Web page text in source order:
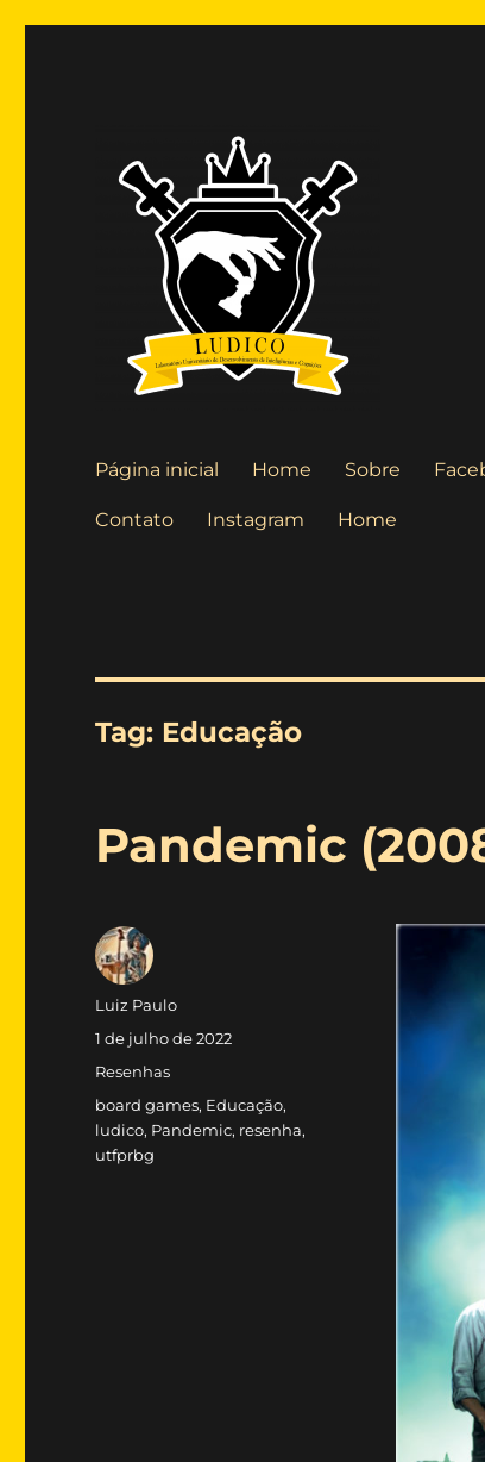
Página inicial Home Sobre
Contato Instagram Home
Tag: Educação
Pandemic
Autor
Luiz Paulo
Publicado
1 de julho de 2022
Categorias
Resenhas
Tags
board games, Educação,
ludico, Pandemic, resenha,
utfprbg